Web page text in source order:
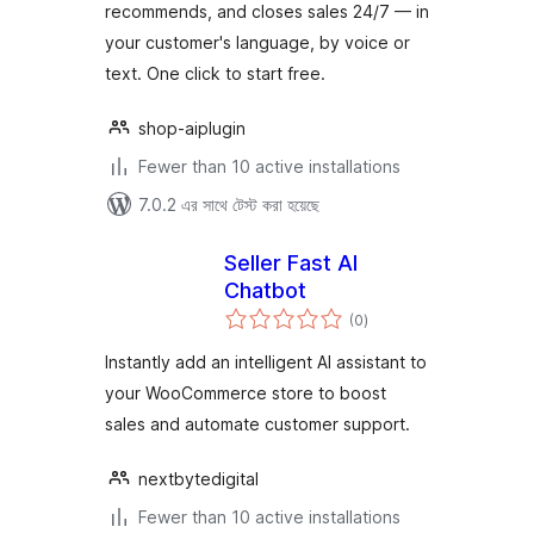
recommends, and closes sales 24/7 — in
your customer's language, by voice or
text. One click to start free.
shop-aiplugin
Fewer than 10 active installations
7.0.2 এর সাথে টেস্ট করা হয়েছে
Seller Fast AI
Chatbot
(0total
ratings
)
Instantly add an intelligent AI assistant to
your WooCommerce store to boost
sales and automate customer support.
nextbytedigital
Fewer than 10 active installations